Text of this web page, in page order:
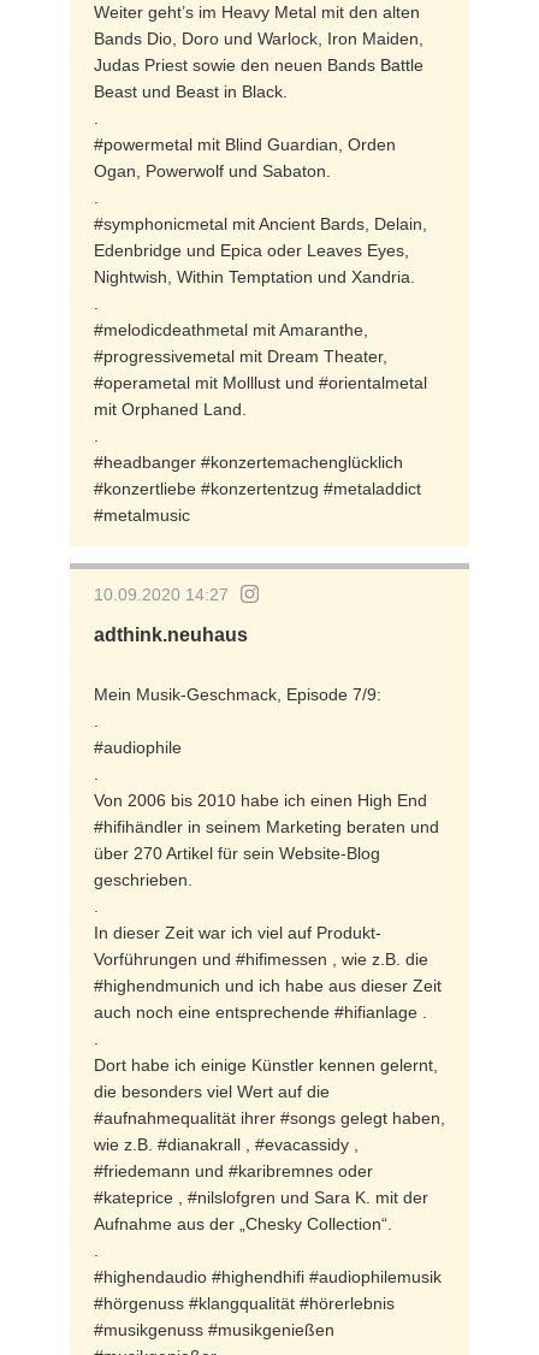
Weiter geht’s im Heavy Metal mit den alten
Bands Dio, Doro und Warlock, Iron Maiden,
Judas Priest sowie den neuen Bands Battle
Beast und Beast in Black.
#powermetal mit Blind Guardian, Orden
Ogan, Powerwolf und Sabaton.
#symphonicmetal mit Ancient Bards, Delain,
Edenbridge und Epica oder Leaves Eyes,
Nightwish, Within Temptation und Xandria.
#melodicdeathmetal mit Amaranthe,
#progressivemetal mit Dream Theater,
#operametal mit Molllust und #orientalmetal
mit Orphaned Land.
#headbanger #konzertemachenglücklich
#konzertliebe #konzertentzug #metaladdict
#metalmusic
10.09.2020 14:27
adthink.neuhaus
Mein Musik-Geschmack, Episode 7/9:
#audiophile
Von 2006 bis 2010 habe ich einen High End
#hifihändler in seinem Marketing beraten und
über 270 Artikel für sein Website-Blog
geschrieben.
In dieser Zeit war ich viel auf Produkt-
Vorführungen und #hifimessen , wie z.B. die
#highendmunich und ich habe aus dieser Zeit
auch noch eine entsprechende #hifianlage .
Dort habe ich einige Künstler kennen gelernt,
die besonders viel Wert auf die
#aufnahmequalität ihrer #songs gelegt haben,
wie z.B. #dianakrall , #evacassidy ,
#friedemann und #karibremnes oder
#kateprice , #nilslofgren und Sara K. mit der
Aufnahme aus der „Chesky Collection“.
#highendaudio #highendhifi #audiophilemusik
#hörgenuss #klangqualität #hörerlebnis
#musikgenuss #musikgenießen